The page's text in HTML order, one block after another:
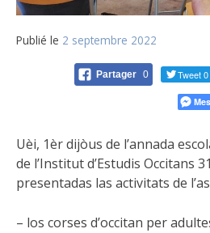
Publié le 2 septembre 2022
Partager 0 Tweet 0
Uèi, 1èr dijòus de l’annada
de l’Institut d’Estudis Occitans
presentadas las activitats de
– los corses d’occitan per